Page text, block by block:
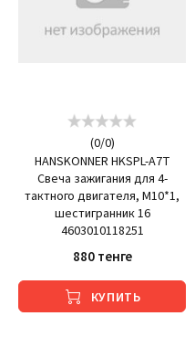
(0/0)
HANSKONNER HKSPL-A7T
Свеча зажигания для 4-
тактного двигателя, M10*1,
шестигранник 16
4603010118251
880 тенге
КУПИТЬ